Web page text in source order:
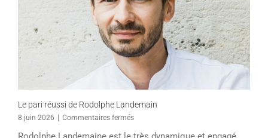
Le pari réussi de Rodolphe Landemain
8 juin 2026 Commentaires ferméssur